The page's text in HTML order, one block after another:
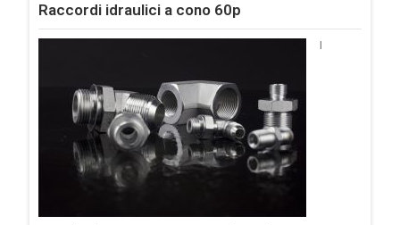
Raccordi idraulici a cono 60p
I